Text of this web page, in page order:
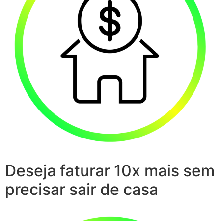
Deseja faturar 10x mais sem
precisar sair de casa